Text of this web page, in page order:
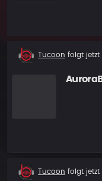
Neuer
Tucoon folgt jetzt
Neuer
Tucoon folgt jetzt